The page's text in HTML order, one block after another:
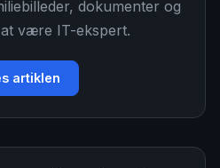
dokumenter og
være IT-ekspert.
artiklen